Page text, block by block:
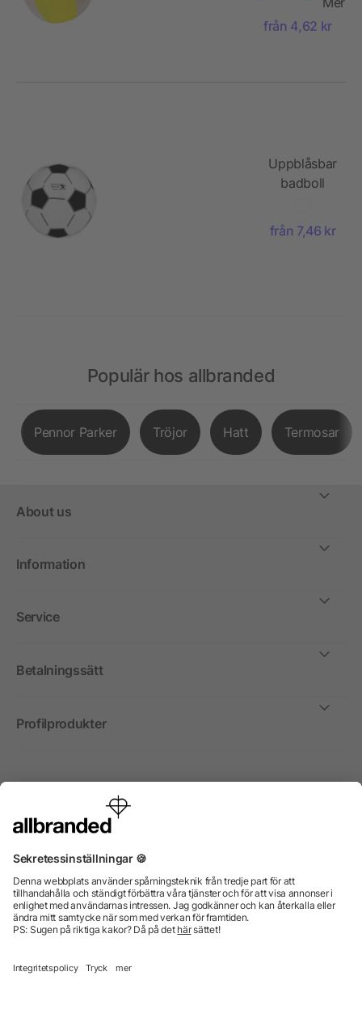
från 4,62 kr
Uppblåsbar
badboll
från 7,46 kr
Populär hos allbranded
Pennor Parker Tröjor Hatt Termosar
About us
Information
Service
Betalningssätt
Profilprodukter
Internationellt
enbart till företag, institutioner, föreningar och